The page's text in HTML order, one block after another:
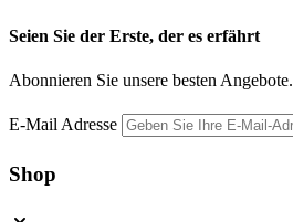
Seien Sie der Erste, der es erfährt
Abonnieren Sie unsere besten Angebote.
E-Mail Adresse
Shop